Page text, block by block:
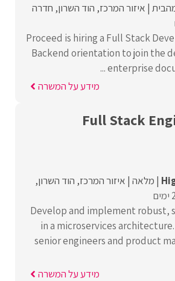
איזור המרכז הוד השרון חדרה
Proceed is hiring a Full Stack
Backend orientation to join the
enterprise
מידע על המשרה
Full Stack
מלאה איזור המרכז הוד השרון
Develop and implement robust,
in a microservices
senior engineers and product
מידע על המשרה